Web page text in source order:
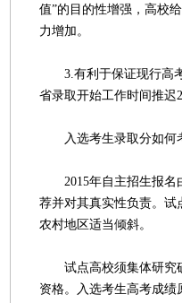
值”的目的性增强，高校
力增加。
3.有利于保证现行高考
省录取开始工作时间推迟
入选考生录取分如何
2015年自主招生报名
荐并对其真实性负责。试
农村地区适当倾斜。
试点高校须集体研究确
资格。入选考生高考成绩